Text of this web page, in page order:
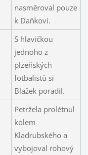
nasměroval pouze
k Daňkovi.
S hlavičkou
jednoho z
plzeňských
fotbalistů si
Blažek poradil.
Petržela prolétnul
kolem
Kladrubského a
vybojoval rohový